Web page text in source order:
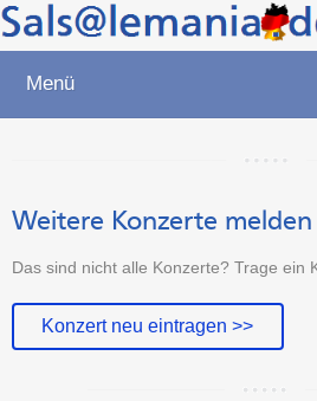
Menü
Weitere Konzerte melden
Das sind nicht alle Konzerte? Trage ein
Konzert neu eintragen >>